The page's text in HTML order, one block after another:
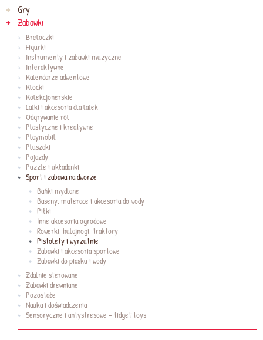
Gry
Zabawki
Breloczki
Figurki
Instrumenty i zabawki muzyczne
Interaktywne
Kalendarze adwentowe
Klocki
Kolekcjonerskie
Lalki i akcesoria dla lalek
Odgrywanie ról
Plastyczne i kreatywne
Playmobil
Pluszaki
Pojazdy
Puzzle i układanki
Sport i zabawa na dworze
Bańki mydlane
Baseny, materace i akcesoria do wody
Piłki
Inne akcesoria ogrodowe
Rowerki, hulajnogi, traktory
Pistolety i wyrzutnie
Zabawki i akcesoria sportowe
Zabawki do piasku i wody
Zdalnie sterowane
Zabawki drewniane
Pozostałe
Nauka i doświadczenia
Sensoryczne i antystresowe - fidget toys